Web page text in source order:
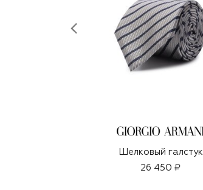
Шелковый галстук
26 450 ₽